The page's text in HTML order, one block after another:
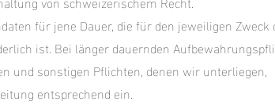
für jene Dauer, die für den jeweiligen Zweck
ist. Bei länger dauernden
und sonstigen Pflichten, denen wir unterliegen,
entsprechend ein.